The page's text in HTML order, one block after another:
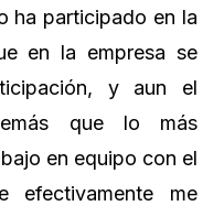
ha participado en la
en la empresa se
y aun el
que lo más
en equipo con el
efectivamente me